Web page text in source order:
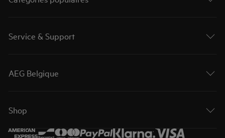
Service & Support
AEG Belgique
Shop